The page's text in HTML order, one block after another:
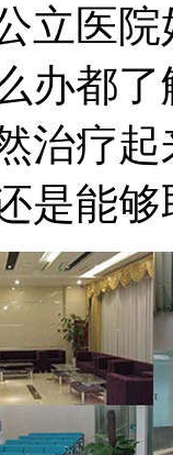
立医
办都
治疗
是能